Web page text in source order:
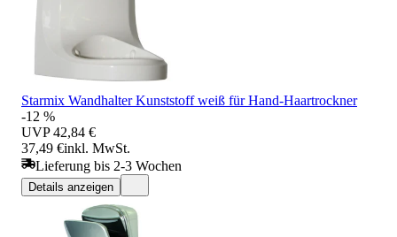
Starmix Wandhalter Kunststoff weiß für Hand-Haartrockner
-12 %
UVP 42,84 €
37,49 €inkl. MwSt.
Lieferung bis 2-3 Wochen
Details anzeigen